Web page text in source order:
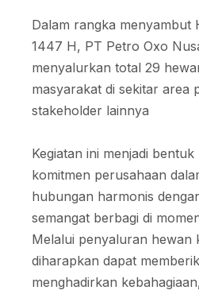
Dalam rangka menyambut
1447 H, PT Petro Oxo
menyalurkan total 29
masyarakat di sekitar area
stakeholder lainnya
Kegiatan ini menjadi
komitmen perusahaan
hubungan harmonis
semangat berbagi di
Melalui penyaluran hewan
diharapkan dapat
menghadirkan